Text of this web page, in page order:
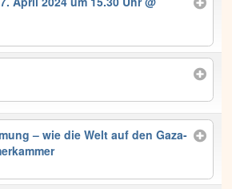
– wie die Welt auf den Gaza-